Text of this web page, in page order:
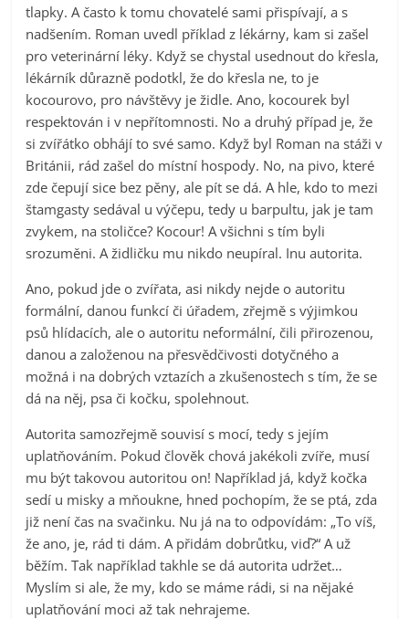
tlapky. A často k tomu chovatelé sami přispívají, a s
nadšením. Roman uvedl příklad z lékárny, kam si zašel
pro veterinární léky. Když se chystal usednout do křesla,
lékárník důrazně podotkl, že do křesla ne, to je
kocourovo, pro návštěvy je židle. Ano, kocourek byl
respektován i v nepřítomnosti. No a druhý případ je, že
si zvířátko obhájí to své samo. Když byl Roman na stáži v
Británii, rád zašel do místní hospody. No, na pivo, které
zde čepují sice bez pěny, ale pít se dá. A hle, kdo to mezi
štamgasty sedával u výčepu, tedy u barpultu, jak je tam
zvykem, na stoličce? Kocour! A všichni s tím byli
srozuměni. A židličku mu nikdo neupíral. Inu autorita.
Ano, pokud jde o zvířata, asi nikdy nejde o autoritu
formální, danou funkcí či úřadem, zřejmě s výjimkou
psů hlídacích, ale o autoritu neformální, čili přirozenou,
danou a založenou na přesvědčivosti dotyčného a
možná i na dobrých vztazích a zkušenostech s tím, že se
dá na něj, psa či kočku, spolehnout.
Autorita samozřejmě souvisí s mocí, tedy s jejím
uplatňováním. Pokud člověk chová jakékoli zvíře, musí
mu být takovou autoritou on! Například já, když kočka
sedí u misky a mňoukne, hned pochopím, že se ptá, zda
již není čas na svačinku. Nu já na to odpovídám: „To víš,
že ano, je, rád ti dám. A přidám dobrůtku, viď?“ A už
běžím. Tak například takhle se dá autorita udržet…
Myslím si ale, že my, kdo se máme rádi, si na nějaké
uplatňování moci až tak nehrajeme.